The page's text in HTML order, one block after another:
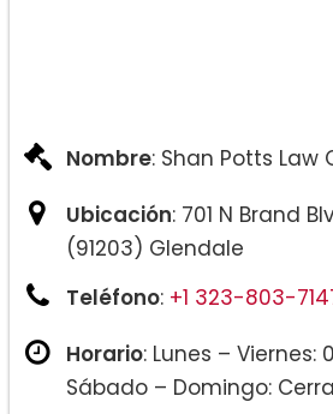
Nombre: Shan Potts Law
Ubicación: 701 N Brand
(91203) Glendale
Teléfono: +1 323-803-
Horario: Lunes – Viernes:
Sábado – Domingo: